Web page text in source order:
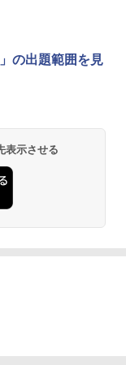
の出題範囲を見
表示させる